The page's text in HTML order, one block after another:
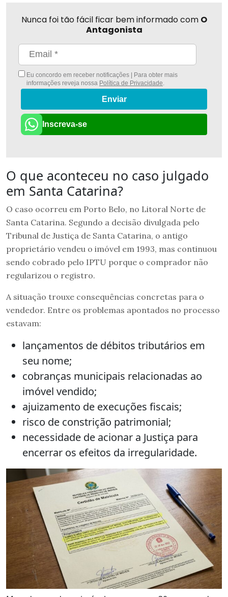
Nunca foi tão fácil ficar bem informado com O
Antagonista
Eu concordo em receber notificações | Para obter mais
informações reveja nossa Política de Privacidade
Enviar
Inscreva-se
O que aconteceu no caso julgado
em Santa Catarina?
O caso ocorreu em Porto Belo, no Litoral Norte de
Santa Catarina. Segundo a decisão divulgada pelo
Tribunal de Justiça de Santa Catarina, o antigo
proprietário vendeu o imóvel em 1993, mas continuou
sendo cobrado pelo IPTU porque o comprador não
regularizou o registro.
A situação trouxe consequências concretas para o
vendedor. Entre os problemas apontados no processo
estavam:
lançamentos de débitos tributários em
seu nome;
cobranças municipais relacionadas ao
imóvel vendido;
ajuizamento de execuções fiscais;
risco de constrição patrimonial;
necessidade de acionar a Justiça para
encerrar os efeitos da irregularidade.